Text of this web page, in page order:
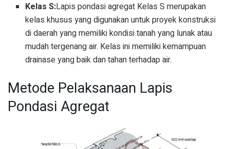
Kelas S:Lapis pondasi agregat Kelas S merupakan
kelas khusus yang digunakan untuk proyek konstruksi
di daerah yang memiliki kondisi tanah yang lunak atau
mudah tergenang air. Kelas ini memiliki kemampuan
drainase yang baik dan tahan terhadap air.
Metode Pelaksanaan Lapis
Pondasi Agregat